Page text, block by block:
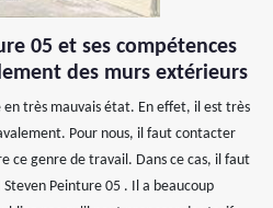
05 et ses compétences
des murs extérieurs
très mauvais état. En effet, il est très
Pour nous, il faut contacter
ce genre de travail. Dans ce cas, il faut
Steven Peinture 05 . Il a beaucoup